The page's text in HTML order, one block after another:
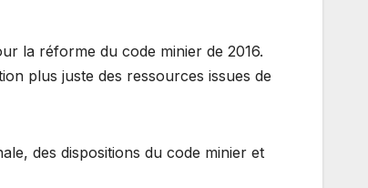
la réforme du code minier de 2016.
plus juste des ressources issues de
des dispositions du code minier et